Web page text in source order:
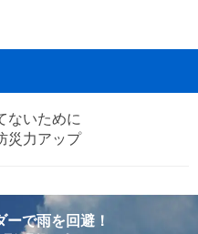
ないために
災力アップ
ーで雨を回避！